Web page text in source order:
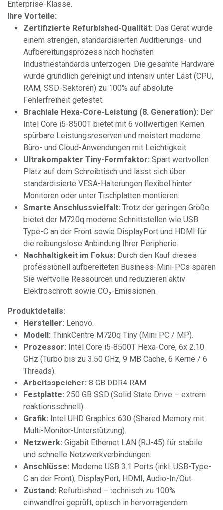
Enterprise-Klasse.
Ihre Vorteile:
Zertifizierte Refurbished-Qualität: Das Gerät wurde
einem strengen, standardisierten Auditierungs- und
Aufbereitungsprozess nach höchsten
Industriestandards unterzogen. Die gesamte Hardware
wurde gründlich gereinigt und intensiv unter Last (CPU,
RAM, SSD-Sektoren) zu 100% auf absolute
Fehlerfreiheit getestet.
Brachiale Hexa-Core-Leistung (8. Generation): Der
Intel Core i5-8500T bietet mit 6 vollwertigen Kernen
spürbare Leistungsreserven und meistert moderne
Büro- und Cloud-Anwendungen mit Leichtigkeit.
Ultrakompakter Tiny-Formfaktor: Spart wertvollen
Platz auf dem Schreibtisch und lässt sich über
standardisierte VESA-Halterungen flexibel hinter
Monitoren oder unter Tischplatten montieren.
Smarte Anschlussvielfalt: Trotz der geringen Größe
bietet der M720q moderne Schnittstellen wie USB
Type-C an der Front sowie DisplayPort und HDMI für
die reibungslose Anbindung Ihrer Peripherie.
Nachhaltigkeit im Fokus: Durch den Kauf dieses
professionell aufbereiteten Business-Mini-PCs sparen
Sie wertvolle Ressourcen und reduzieren aktiv
Elektroschrott sowie CO₂-Emissionen.
Produktdetails:
Hersteller: Lenovo.
Modell: ThinkCentre M720q Tiny (Mini PC / MP).
Prozessor: Intel Core i5-8500T Hexa-Core, 6x 2.10
GHz (Turbo bis zu 3.50 GHz, 9 MB Cache, 6 Kerne / 6
Threads).
Arbeitsspeicher: 8 GB DDR4 RAM.
Festplatte: 250 GB SSD (Solid State Drive – extrem
reaktionsschnell).
Grafik: Intel UHD Graphics 630 (Shared Memory mit
Multi-Monitor-Unterstützung).
Netzwerk: Gigabit Ethernet LAN (RJ-45) für stabile
und schnelle Netzwerkverbindungen.
Anschlüsse: Moderne USB 3.1 Ports (inkl. USB-Type-
C an der Front), DisplayPort, HDMI, Audio-In/Out.
Zustand: Refurbished – technisch zu 100%
einwandfrei geprüft, optisch in hervorragendem